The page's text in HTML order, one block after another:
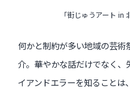
「街じゅうアート
何かと制約が多い地域の芸
介。華やかな話だけでなく
イアンドエラーを知ること